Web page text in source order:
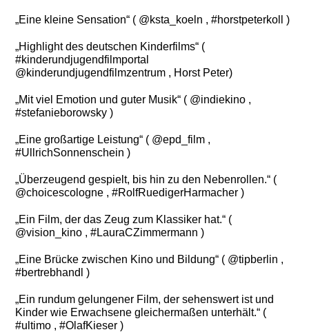
„Eine kleine Sensation“ ( @ksta_koeln , #horstpeterkoll )
„Highlight des deutschen Kinderfilms“ (
#kinderundjugendfilmportal
@kinderundjugendfilmzentrum , Horst Peter)
„Mit viel Emotion und guter Musik“ ( @indiekino ,
#stefanieborowsky )
„Eine großartige Leistung“ ( @epd_film ,
#UllrichSonnenschein )
„Überzeugend gespielt, bis hin zu den Nebenrollen.“ (
@choicescologne , #RolfRuedigerHarmacher )
„Ein Film, der das Zeug zum Klassiker hat.“ (
@vision_kino , #LauraCZimmermann )
„Eine Brücke zwischen Kino und Bildung“ ( @tipberlin ,
#bertrebhandl )
„Ein rundum gelungener Film, der sehenswert ist und
Kinder wie Erwachsene gleichermaßen unterhält.“ (
#ultimo , #OlafKieser )